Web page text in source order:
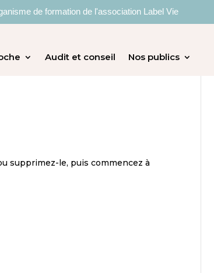
de formation de l'association Label Vie
Audit et conseil Nos publics
supprimez-le, puis commencez à